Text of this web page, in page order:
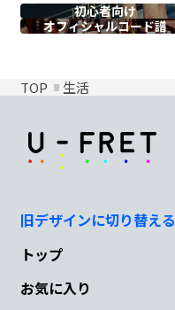
初心者向け
オフィシャルコード譜
TOP 生活
旧デザインに切り替える
トップ
お気に入り